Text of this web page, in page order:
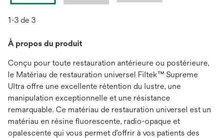
1-3 de 3
À propos du produit
Conçu pour toute restauration antérieure ou postérieure,
le Matériau de restauration universel Filtek™ Supreme
Ultra offre une excellente rétention du lustre, une
manipulation exceptionnelle et une résistance
remarquable. Ce matériau de restauration universel est un
matériau en résine fluorescente, radio-opaque et
opalescente qui vous permet d’offrir à vos patients des